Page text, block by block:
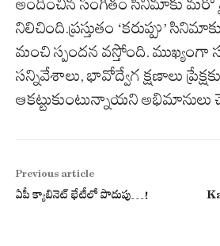
అందించిన సంగీతం సినిమాకు
నిలిచింది.ప్రస్తుతం ‘కరుప్పు’
మంచి స్పందన వస్తోంది. ముఖ్యంగా
సన్నివేశాలు, భావోద్వేగ క్షణాలు
ఆకట్టుకుంటున్నాయని అభిమానులు
Previous article
ఏపీ క్యాబినెట్ భేటీలో పొదుపు…!